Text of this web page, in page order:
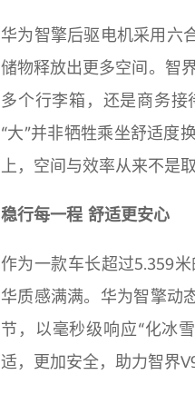
华为智擎后驱电机采用六
储物释放出更多空间。智
多个行李箱，还是商务
“大”并非牺牲乘坐舒适度
上，空间与效率从来不是
稳行每一程 舒适更安心
作为一款车长超过5.359
华质感满满。华为智擎动
节，以毫秒级响应“化冰
适，更加安全，助力智界